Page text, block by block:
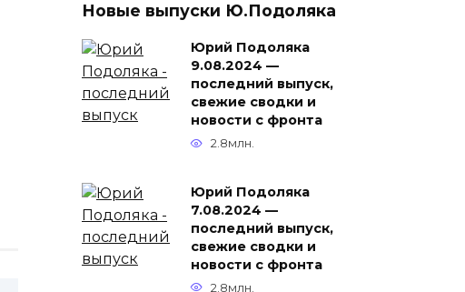
Новые выпуски Ю.Подоляка
Юрий Подоляка
9.08.2024 —
последний выпуск,
свежие сводки и
новости с фронта
2.8млн.
Юрий Подоляка
7.08.2024 —
последний выпуск,
свежие сводки и
новости с фронта
2.8млн.